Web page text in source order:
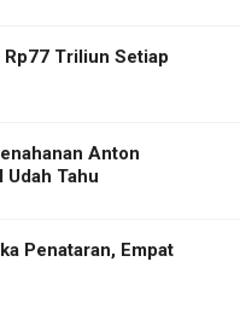
Rp77 Triliun Setiap
Anton
Udah Tahu
Penataran, Empat